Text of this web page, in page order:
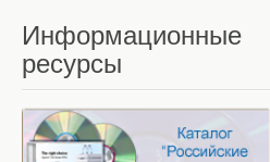
Информационные
ресурсы